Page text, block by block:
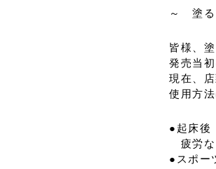
～ 塗る
皆様、
発売当
現在、
使用方
●起床後
疲労な
●スポー